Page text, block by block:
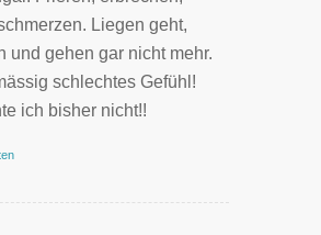
Liegen geht,
und gehen gar nicht mehr.
schlechtes Gefühl!
ich bisher nicht!!